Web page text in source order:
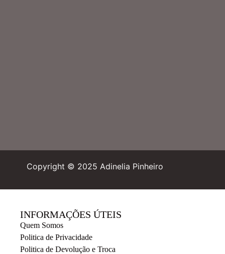
Copyright © 2025 Adinelia Pinheiro
INFORMAÇÕES ÚTEIS
Quem Somos
Politica de Privacidade
Politica de Devolução e Troca